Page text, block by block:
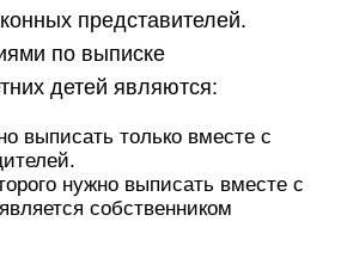
представителей.
по выписке
детей являются:
выписать только вместе с
нужно выписать вместе с
собственником